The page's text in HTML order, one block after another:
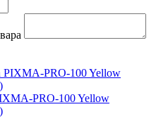
PRO-100 Yellow